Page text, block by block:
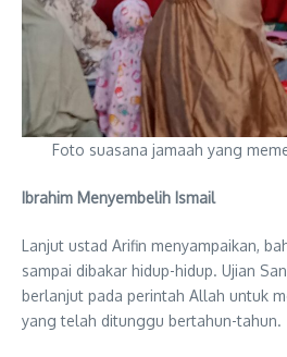
Foto suasana jamaah yang
Ibrahim Menyembelih Ismail
Lanjut ustad Arifin menyampaikan,
sampai dibakar hidup-hidup. Ujian
berlanjut pada perintah Allah untuk
yang telah ditunggu bertahun-tahun.